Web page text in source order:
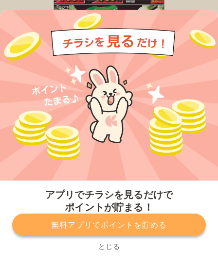
アプリでチラシを見るだけで
ポイントが貯まる！
無料アプリでポイントを貯める
とじる
プライバシーポリシー 利用規約
運営会社
サービスに関してのお問い合わせ